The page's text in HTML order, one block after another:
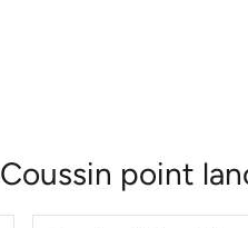
Coussin point